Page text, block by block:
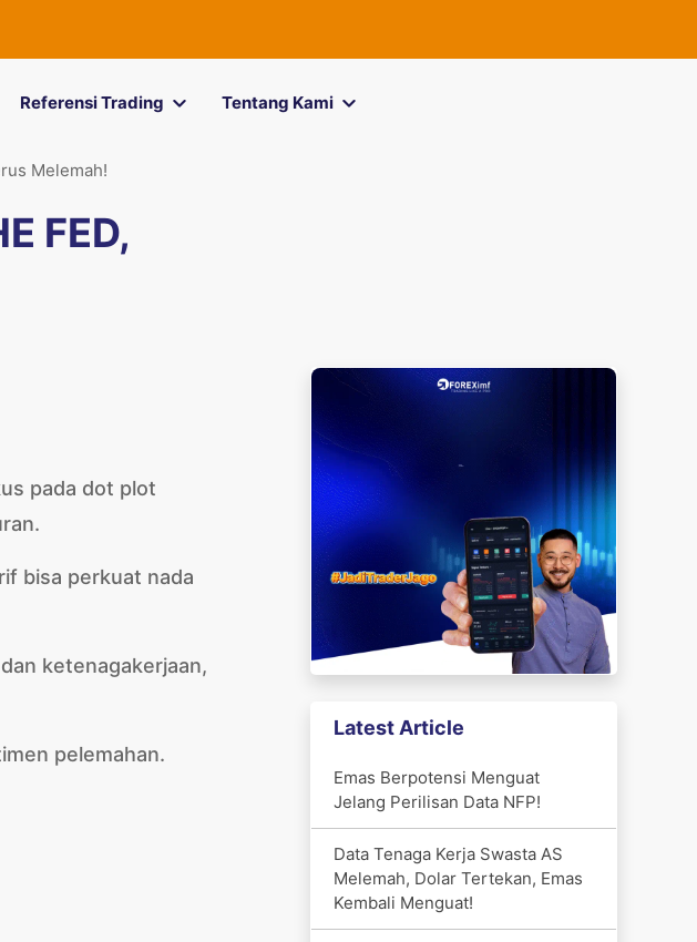
Referensi Trading Tentang Kami
Melemah!
FED,
pada dot plot
bisa perkuat nada
ketenagakerjaan,
pelemahan.
Latest Article
Emas Berpotensi Menguat
Jelang Perilisan Data NFP!
Data Tenaga Kerja Swasta AS
Melemah, Dolar Tertekan, Emas
Kembali Menguat!